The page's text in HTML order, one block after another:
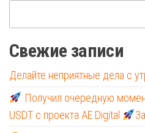
Свежие записи
Делайте неприятные дела с
Получил очередную
USDT с проекта AE Digital